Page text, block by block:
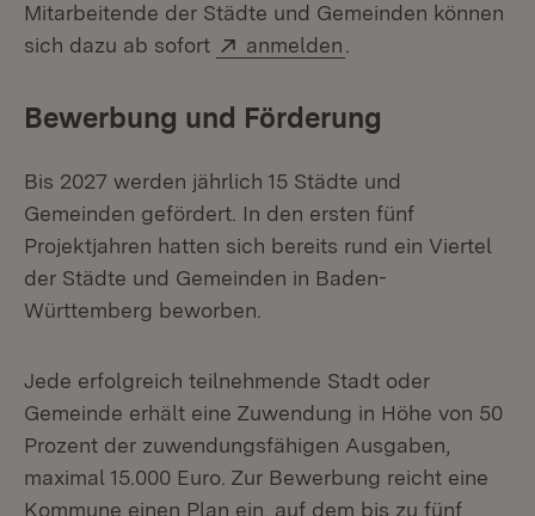
Mitarbeitende der Städte und Gemeinden können
sich dazu ab sofort
Extern:
anmelden
Bewerbung und Förderung
Bis 2027 werden jährlich 15 Städte und
Gemeinden gefördert. In den ersten fünf
Projektjahren hat­ten sich bereits rund ein Viertel
der Städte und Gemeinden in Baden-
Württemberg beworben.
Jede erfolgreich teilnehmende Stadt oder
Gemeinde erhält eine Zuwendung in Höhe von 50
Pro­zent der zuwendungsfähigen Ausgaben,
maximal 15.000 Euro. Zur Bewerbung reicht eine
Kommune einen Plan ein, auf dem bis zu fünf